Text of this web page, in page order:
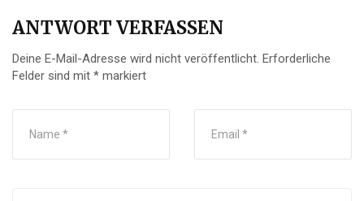
ANTWORT VERFASSEN
Deine E-Mail-Adresse wird nicht veröffentlicht. Erforderliche
Felder sind mit * markiert